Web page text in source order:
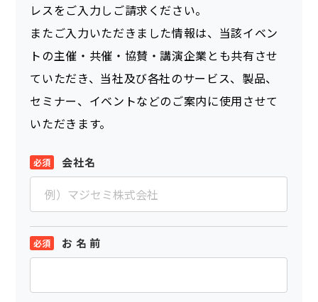
レスをご入力しご請求ください。
またご入力いただきました情報は、当該イベン
トの主催・共催・協賛・講演企業とも共有させ
ていただき、当社及び各社のサービス、製品、
セミナー、イベントなどのご案内に使用させて
いただきます。
会社名
お 名 前